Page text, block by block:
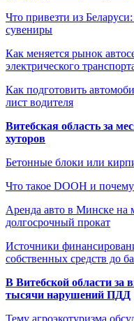
Что привезти из
сувениры
Как меняется рынок
электрического
Как подготовить
лист водителя
Витебская область за
хуторов
Бетонные блоки или
Что такое DOOH и
Аренда авто в Минске на
долгосрочный прокат
Источники
собственных средств до
В Витебской области за
тысячи нарушений ПДД
Тему агроэкотуризма